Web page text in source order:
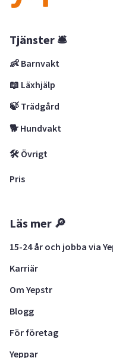
Tjänster 🛎
👶 Barnvakt
📖 Läxhjälp
🍃 Trädgård
🐕 Hundvakt
🛠 Övrigt
Pris
Läs mer 🔎
15-24 år och jobba via
Karriär
Om Yepstr
Blogg
För företag
Yeppar